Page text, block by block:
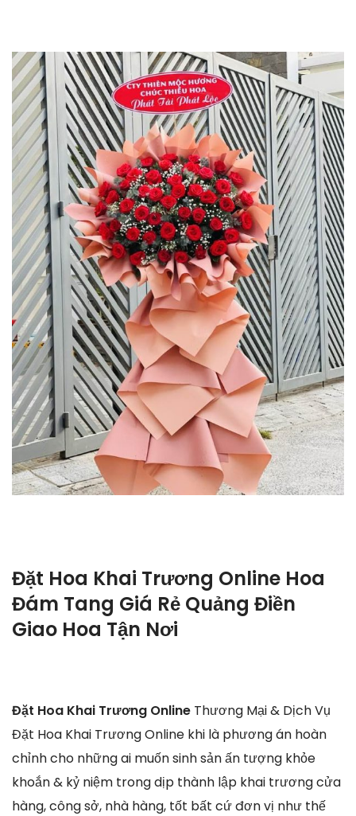
Đặt Hoa Khai Trương Online Hoa
Đám Tang Giá Rẻ Quảng Điền
Giao Hoa Tận Nơi
Đặt Hoa Khai Trương Online Thương Mại & Dịch Vụ
Đặt Hoa Khai Trương Online khi là phương án hoàn
chỉnh cho những ai muốn sinh sản ấn tượng khỏe
khoắn & kỷ niệm trong dịp thành lập khai trương cửa
hàng, công sở, nhà hàng, tốt bất cứ đơn vị như thế